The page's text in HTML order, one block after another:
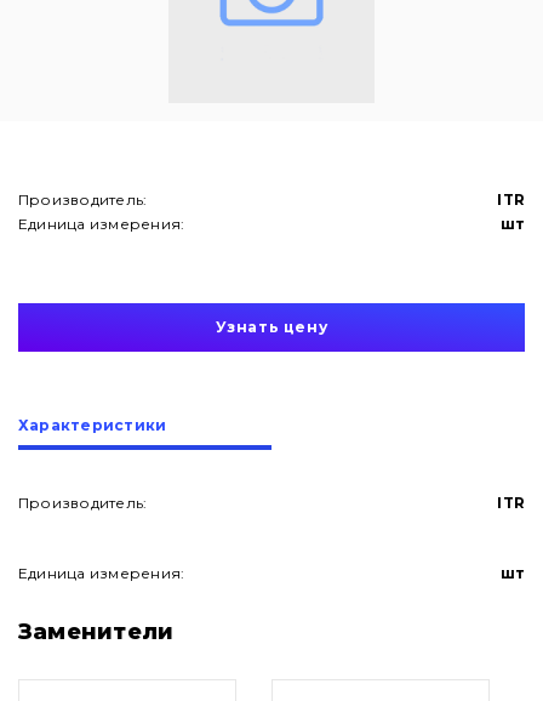
О нас
Производитель:
ITR
Единица измерения:
шт
Узнать цену
Характеристики
Производитель: ITR
Единица измерения: шт
Заменители